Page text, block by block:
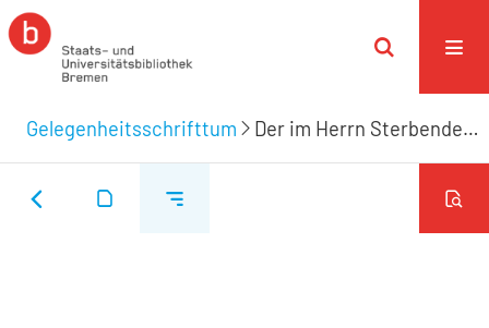
Gelegenheitsschrifttum Der im Herrn Sterbenden Seligkeit/ vor/ in/ und nach ihrem Tode machte aus dem ... Leichenspruch der ... Frauen Margareten/ gebohrnen und vermählten/ Rouwen/ des Hrn. Arnold Rouwen/ wohlbenahmten Kauff- und Handelmanns hieselbst/ liebwerthesten Ehegenoßin/ nach Dero ... den 21. Sept. vollenzogenen Beerdigung/ ... ausführlich